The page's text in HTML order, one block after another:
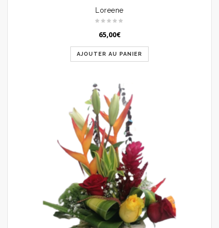
Loreene
65,00€
AJOUTER AU PANIER